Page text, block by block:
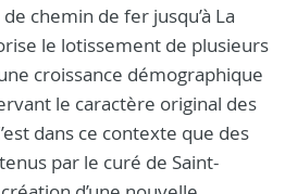
chemin de fer jusqu’à La
le lotissement de plusieurs
croissance démographique
le caractère original des
dans ce contexte que des
par le curé de Saint-